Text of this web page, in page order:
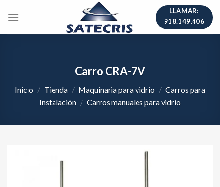
LLAMAR:
918.149.406
Carro CRA-7V
Inicio / Tienda / Maquinaria para vidrio / Carros para
Instalación / Carros manuales para vidrio